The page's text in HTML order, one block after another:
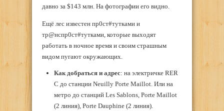
давно за $143 млн. На фотографии его видно.
Ещё лес известен пр0ст#тутками и
тр@нспр0ст#тутками, которые выходят
работать в ночное время и своим страшным
видом пугают окружающих.
Как добраться и адрес: на электричке RER
C до станции Neuilly Porte Maillot. Или на
метро до станций Les Sablons, Porte Maillot
(2 линия), Porte Dauphine (2 линия).